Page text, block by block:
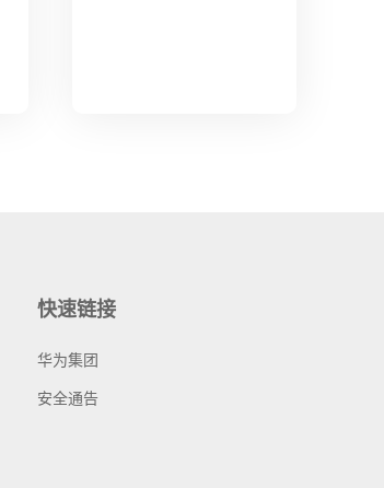
快速链接
华为集团
安全通告